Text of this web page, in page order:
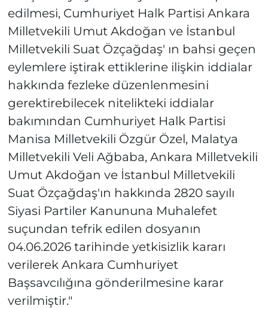
edilmesi, Cumhuriyet Halk Partisi Ankara
Milletvekili Umut Akdoğan ve İstanbul
Milletvekili Suat Özçağdaş' ın bahsi geçen
eylemlere iştirak ettiklerine ilişkin iddialar
hakkında fezleke düzenlenmesini
gerektirebilecek nitelikteki iddialar
bakımından Cumhuriyet Halk Partisi
Manisa Milletvekili Özgür Özel, Malatya
Milletvekili Veli Ağbaba, Ankara Milletvekili
Umut Akdoğan ve İstanbul Milletvekili
Suat Özçağdaş'ın hakkında 2820 sayılı
Siyasi Partiler Kanununa Muhalefet
suçundan tefrik edilen dosyanın
04.06.2026 tarihinde yetkisizlik kararı
verilerek Ankara Cumhuriyet
Başsavcılığına gönderilmesine karar
verilmiştir."